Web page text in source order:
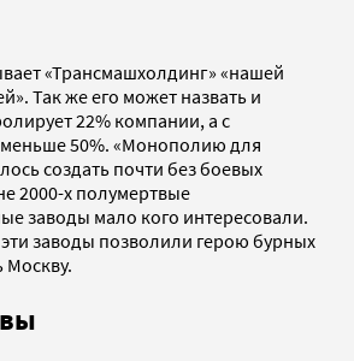
«Трансмашхолдинг» «нашей
Так же его может назвать и
22% компании, а с
50%. «Монополию для
создать почти без боевых
2000-х полумертвые
заводы мало кого интересовали.
эти заводы позволили герою бурных
Москву.